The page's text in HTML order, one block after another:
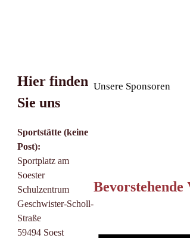
Unsere Sponsoren
Bevorstehende
Hier finden
Sie uns
Sportstätte (keine
Post):
Sportplatz am
Soester
Schulzentrum
Geschwister-Scholl-
Straße
59494 Soest